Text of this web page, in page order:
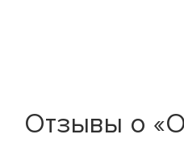
Отзывы о